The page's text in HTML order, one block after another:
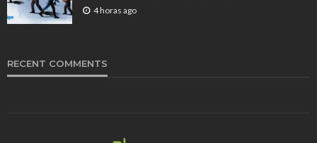
4 horas ago
RECENT COMMENTS